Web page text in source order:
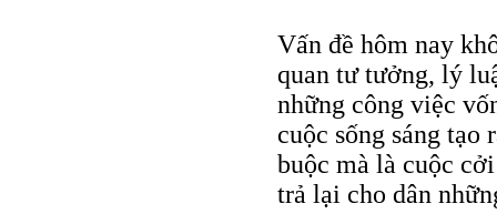
Vấn đề hôm nay
quan tư tưởng, lý
những công việc
cuộc sống sáng
buộc mà là cuộc
trả lại cho dân